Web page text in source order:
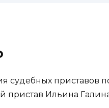
судебных приставов
пристав Ильина